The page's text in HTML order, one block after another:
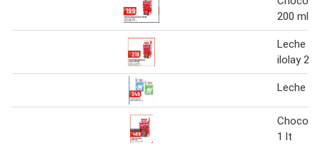
200 ml
Leche
ilolay
Leche
1 lt